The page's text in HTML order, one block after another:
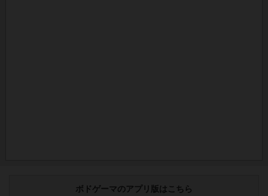
ボドゲーマのアプリ版はこちら